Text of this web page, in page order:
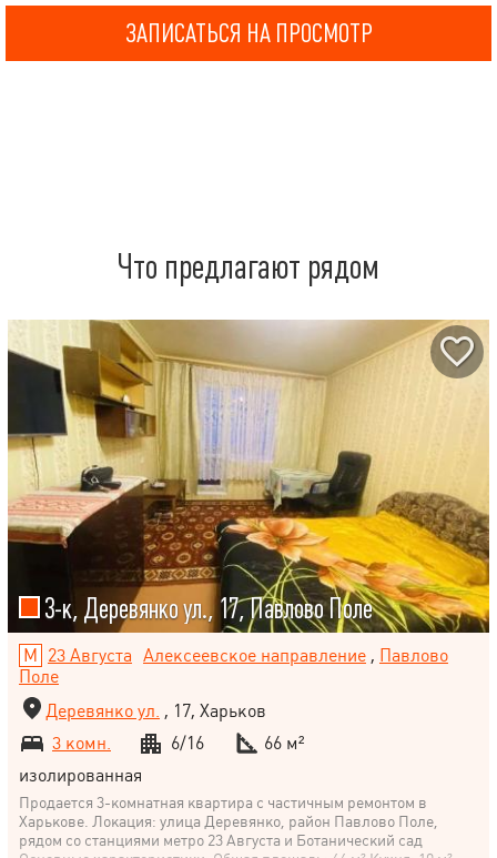
ЗАПИСАТЬСЯ НА ПРОСМОТР
Что предлагают рядом
3-к, Деревянко ул., 17, Павлово Поле
23 Августа Алексеевское направление, Павлово
Поле
Деревянко ул. , 17, Харьков
3 комн.
6/16
66 м²
изолированная
Продается 3-комнатная квартира с частичным ремонтом в
Харькове. Локация: улица Деревянко, район Павлово Поле,
рядом со станциями метро 23 Августа и Ботанический сад